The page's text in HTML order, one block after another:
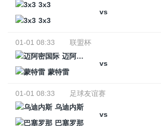
3x3
vs
3x3
01-01 08:33
联盟杯
迈阿密国际
vs
蒙特雷
01-01 08:33
足球友谊赛
乌迪内斯
vs
巴塞罗那